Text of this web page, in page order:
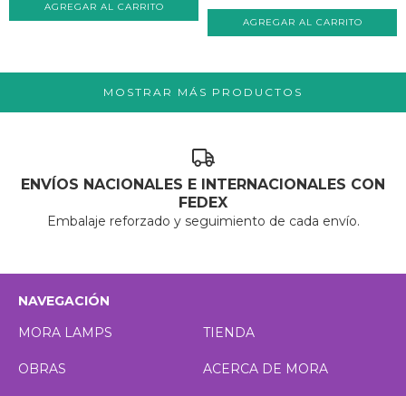
AGREGAR AL CARRITO
AGREGAR AL CARRITO
MOSTRAR MÁS PRODUCTOS
ENVÍOS NACIONALES E INTERNACIONALES CON
FEDEX
Embalaje reforzado y seguimiento de cada envío.
NAVEGACIÓN
MORA LAMPS
TIENDA
OBRAS ACERCA DE MORA